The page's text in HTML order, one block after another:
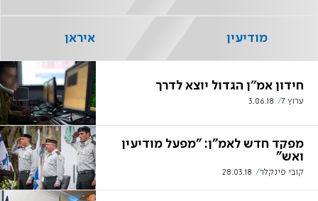
חידון אמ''ן הגדול יוצא לדרך
ערוץ 7 3.06.18
מפקד חדש לאמ"ן: "מפעל מודיעין
ואש"
קובי פינקלר 28.03.18
מודיעין איראן